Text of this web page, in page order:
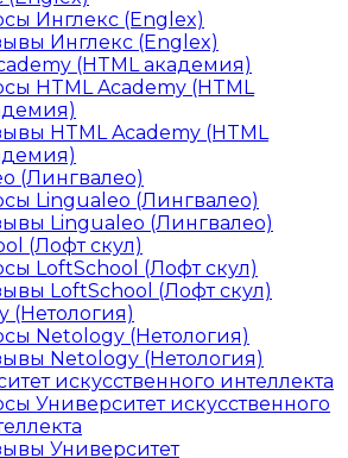
Инглекс (Englex)
Инглекс (Englex)
(HTML академия)
HTML Academy (HTML
HTML Academy (HTML
(Лингвалео)
Lingualeo (Лингвалео)
Lingualeo (Лингвалео)
(Лофт скул)
LoftSchool (Лофт скул)
LoftSchool (Лофт скул)
(Нетология)
Netology (Нетология)
Netology (Нетология)
искусственного интеллекта
Университет искусственного
Университет